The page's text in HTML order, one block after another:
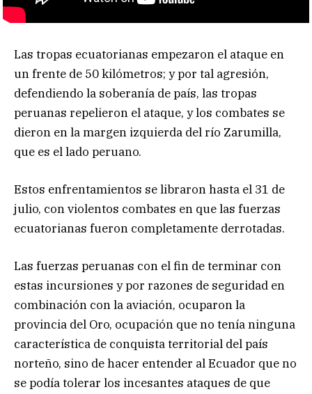
Las tropas ecuatorianas empezaron el ataque en
un frente de 50 kilómetros; y por tal agresión,
defendiendo la soberanía de país, las tropas
peruanas repelieron el ataque, y los combates se
dieron en la margen izquierda del río Zarumilla,
que es el lado peruano.
Estos enfrentamientos se libraron hasta el 31 de
julio, con violentos combates en que las fuerzas
ecuatorianas fueron completamente derrotadas.
Las fuerzas peruanas con el fin de terminar con
estas incursiones y por razones de seguridad en
combinación con la aviación, ocuparon la
provincia del Oro, ocupación que no tenía ninguna
característica de conquista territorial del país
norteño, sino de hacer entender al Ecuador que no
se podía tolerar los incesantes ataques de que